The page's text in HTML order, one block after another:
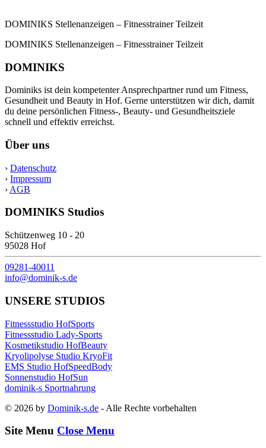
DOMINIKS Stellenanzeigen – Fitnesstrainer Teilzeit
DOMINIKS Stellenanzeigen – Fitnesstrainer Teilzeit
DOMINIKS
Dominiks ist dein kompetenter Ansprechpartner rund um Fitness,
Gesundheit und Beauty in Hof. Gerne unterstützen wir dich, damit
du deine persönlichen Fitness-, Beauty- und Gesundheitsziele
schnell und effektiv erreichst.
Über uns
› Datenschutz
› Impressum
› AGB
DOMINIKS Studios
Schützenweg 10 - 20
95028 Hof
09281-40011
info@dominik-s.de
UNSERE STUDIOS
Fitnessstudio HofSports
Fitnessstudio Lady-Sports
Kosmetikstudio HofBeauty
Kryolipolyse Studio KryoFit
EMS Studio HofSpeedBody
Sonnenstudio HofSun
dominik-s Sportnahrung
© 2026 by Dominik-s.de - Alle Rechte vorbehalten
Site Menu Close Menu